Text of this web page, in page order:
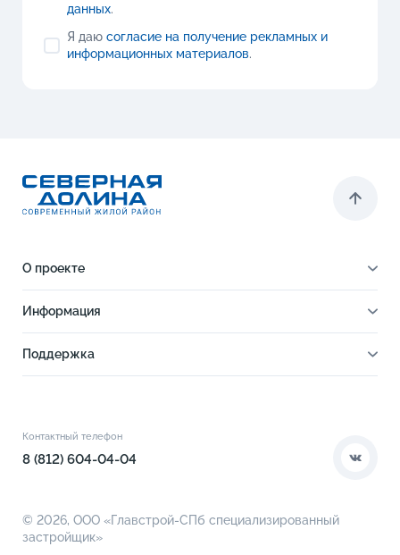
данных.
Я даю согласие на получение рекламных и
информационных материалов.
О проекте
Инфраструктура
Благоустройство
Информация
Поддержка
О компании
Контактный телефон
8 (812) 604-04-04
© 2026, ООО «Главстрой-СПб специализированный
застройщик»